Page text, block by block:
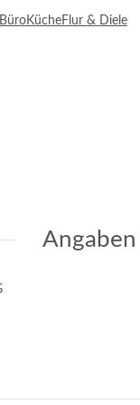
BüroKücheFlur & Diele